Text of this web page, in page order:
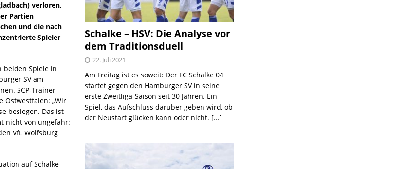
verloren,
Partien
und die nach
Spieler
beiden Spiele in
SV am
SCP-Trainer
Ostwestfalen: „Wir
besiegen. Das ist
nicht von ungefähr:
VfL Wolfsburg
auf Schalke
Schalke – HSV: Die Analyse vor
dem Traditionsduell
22. Juli 2021
Am Freitag ist es soweit: Der FC Schalke 04
startet gegen den Hamburger SV in seine
erste Zweitliga-Saison seit 30 Jahren. Ein
Spiel, das Aufschluss darüber geben wird, ob
der Neustart glücken kann oder nicht. [...]